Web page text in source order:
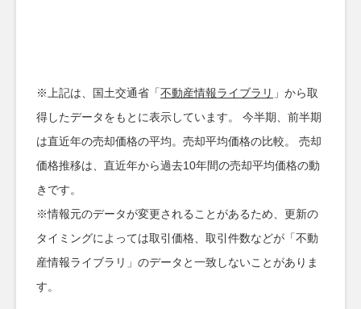
※上記は、国土交通省「不動産情報ライブラリ 」から取
得したデータをもとに表示しています。 今半期、前半期
は直近年の売却価格の平均。売却平均価格の比較。 売却
価格推移は、直近年から過去10年間の売却平均価格の動
きです。
※情報元のデータが変更されることがあるため、更新の
タイミングによっては取引価格、取引件数などが「不動
産情報ライブラリ」のデータと一致しないことがありま
す。